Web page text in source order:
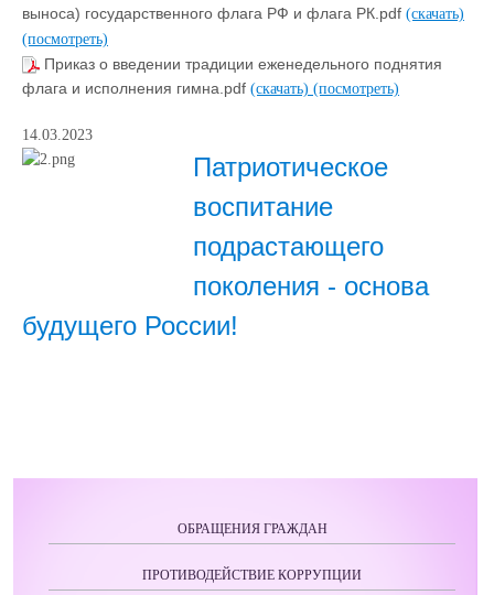
выноса) государственного флага РФ и флага РК.pdf (скачать)
(посмотреть)
Приказ о введении традиции еженедельного поднятия
флага и исполнения гимна.pdf (скачать) (посмотреть)
14.03.2023
Патриотическое
воспитание
подрастающего
поколения - основа
будущего России!
ОБРАЩЕНИЯ ГРАЖДАН
ПРОТИВОДЕЙСТВИЕ КОРРУПЦИИ